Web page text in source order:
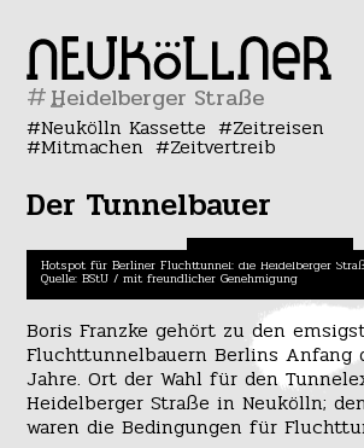
#
Neukölln Kassette Zeitreisen
Mitmachen Zeitvertreib
Der Tunnelbauer
Hotspot für Berliner Fluchttunnel: die Heidelberger
Quelle: BStU / mit freundlicher Genehmigung
Boris Franzke gehört zu den
Fluchttunnelbauern Berlins Anfang
Jahre. Ort der Wahl für den
Heidelberger Straße in Neukölln;
waren die Bedingungen für